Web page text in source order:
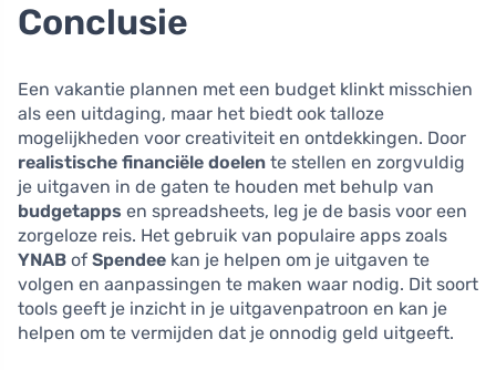
Conclusie
Een vakantie plannen met een budget klinkt misschien
als een uitdaging, maar het biedt ook talloze
mogelijkheden voor creativiteit en ontdekkingen. Door
realistische financiële doelen te stellen en zorgvuldig
je uitgaven in de gaten te houden met behulp van
budgetapps en spreadsheets, leg je de basis voor een
zorgeloze reis. Het gebruik van populaire apps zoals
YNAB of Spendee kan je helpen om je uitgaven te
volgen en aanpassingen te maken waar nodig. Dit soort
tools geeft je inzicht in je uitgavenpatroon en kan je
helpen om te vermijden dat je onnodig geld uitgeeft.